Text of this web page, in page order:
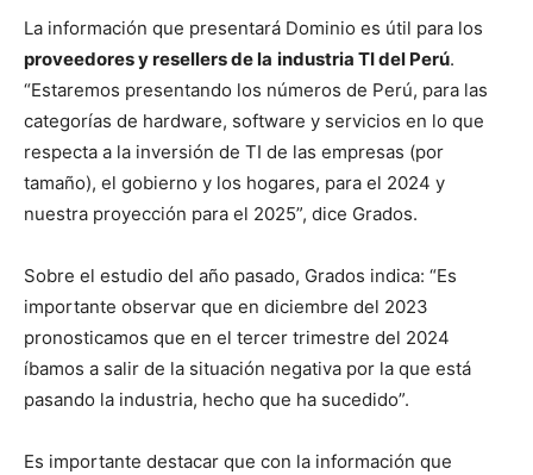
La información que presentará Dominio es útil para los
proveedores y resellers de la industria TI del Perú.
“Estaremos presentando los números de Perú, para las
categorías de hardware, software y servicios en lo que
respecta a la inversión de TI de las empresas (por
tamaño), el gobierno y los hogares, para el 2024 y
nuestra proyección para el 2025”, dice Grados.
Sobre el estudio del año pasado, Grados indica: “Es
importante observar que en diciembre del 2023
pronosticamos que en el tercer trimestre del 2024
íbamos a salir de la situación negativa por la que está
pasando la industria, hecho que ha sucedido”.
Es importante destacar que con la información que